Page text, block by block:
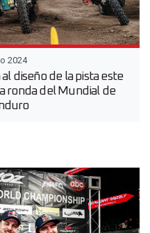
2024
diseño de la pista este
ronda del Mundial de